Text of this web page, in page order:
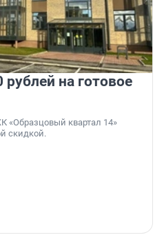
на готовое
«Образцовый квартал 14»
скидкой.